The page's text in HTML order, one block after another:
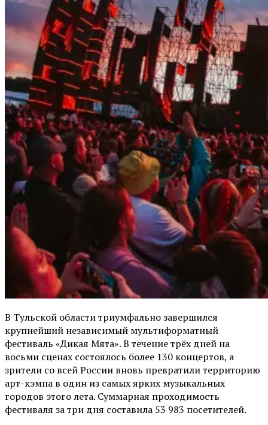
В Тульской области триумфально завершился
крупнейший независимый мультиформатный
фестиваль «Дикая Мята». В течение трёх дней на
восьми сценах состоялось более 130 концертов, а
зрители со всей России вновь превратили территорию
арт-кэмпа в один из самых ярких музыкальных
городов этого лета. Суммарная проходимость
фестиваля за три дня составила 53 983 посетителей.